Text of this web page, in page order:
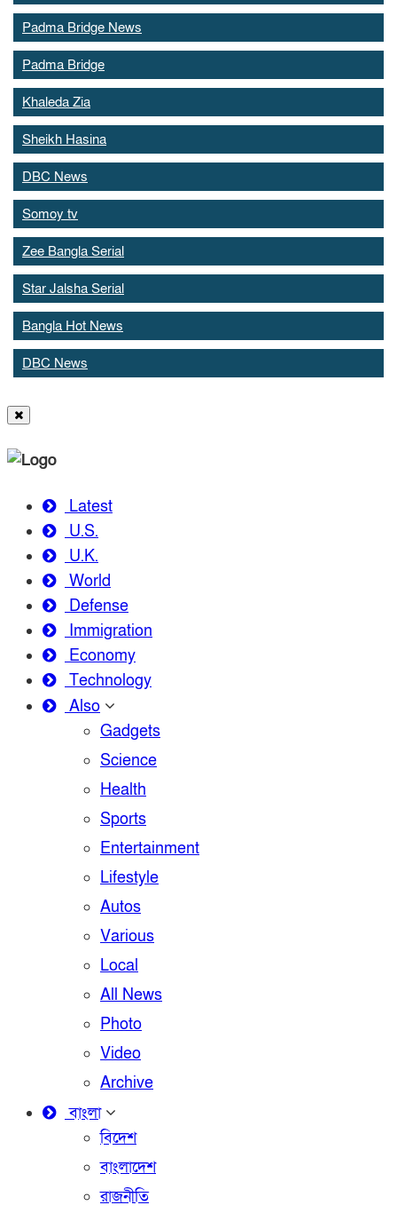
Padma Bridge News
Padma Bridge
Khaleda Zia
Sheikh Hasina
DBC News
Somoy tv
Zee Bangla Serial
Star Jalsha Serial
Bangla Hot News
DBC News
Latest
U.S.
U.K.
World
Defense
Immigration
Economy
Technology
Also
Gadgets
Science
Health
Sports
Entertainment
Lifestyle
Autos
Various
Local
All News
Photo
Video
Archive
বাংলা
বিদেশ
বাংলাদেশ
রাজনীতি